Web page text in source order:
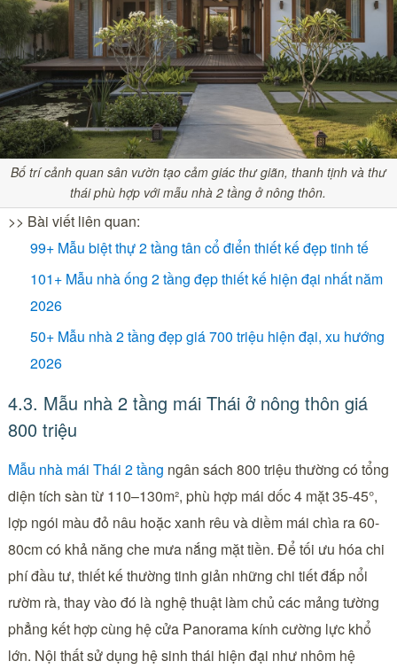
Bố trí cảnh quan sân vườn tạo cảm giác thư giãn, thanh tịnh và thư
thái phù hợp với mẫu nhà 2 tầng ở nông thôn.
>> Bài viết liên quan:
99+ Mẫu biệt thự 2 tầng tân cổ điển thiết kế đẹp tinh tế
101+ Mẫu nhà ống 2 tầng đẹp thiết kế hiện đại nhất năm
2026
50+ Mẫu nhà 2 tầng đẹp giá 700 triệu hiện đại, xu hướng
2026
4.3. Mẫu nhà 2 tầng mái Thái ở nông thôn giá
800 triệu
Mẫu nhà mái Thái 2 tầng ngân sách 800 triệu thường có tổng
diện tích sàn từ 110–130m², phù hợp mái dốc 4 mặt 35-45°,
lợp ngói màu đỏ nâu hoặc xanh rêu và diềm mái chìa ra 60-
80cm có khả năng che mưa nắng mặt tiền. Để tối ưu hóa chi
phí đầu tư, thiết kế thường tinh giản những chi tiết đắp nổi
rườm rà, thay vào đó là nghệ thuật làm chủ các mảng tường
phẳng kết hợp cùng hệ cửa Panorama kính cường lực khổ
lớn. Nội thất sử dụng hệ sinh thái hiện đại như nhôm hệ